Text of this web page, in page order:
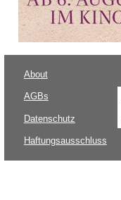
About
AGBs
Datenschutz
Haftungsausschluss